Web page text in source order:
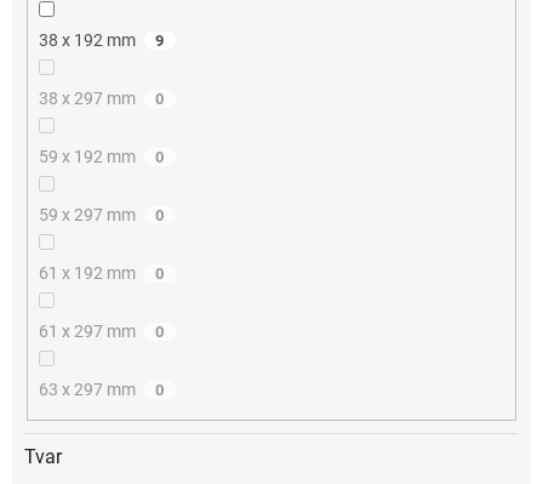
38 x 192 mm 9
38 x 297 mm 0
59 x 192 mm 0
59 x 297 mm 0
61 x 192 mm 0
61 x 297 mm 0
63 x 297 mm 0
Tvar